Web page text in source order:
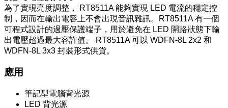
為了實現亮度調整， RT8511A 能夠實現 LED 電流的穩定控
制，因而在輸出電容上不會出現音訊雜訊。RT8511A 有一個
可程式設計的過壓保護端子，用於避免在 LED 開路狀態下輸
出電壓超過最大容許值。 RT8511A 可以 WDFN-8L 2x2 和
WDFN-8L 3x3 封裝形式供貨。
應用
筆記型電腦背光源
LED 背光源